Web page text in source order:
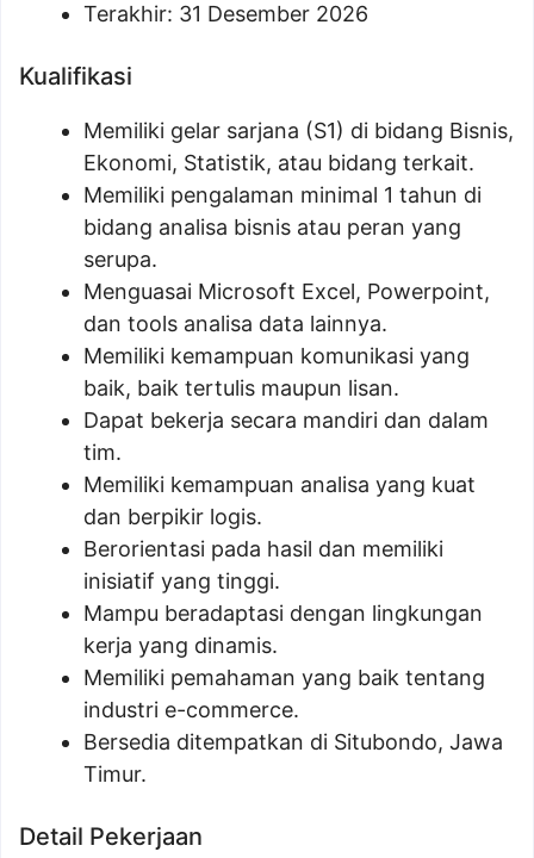
Terakhir: 31 Desember 2026
Kualifikasi
Memiliki gelar sarjana (S1) di bidang Bisnis,
Ekonomi, Statistik, atau bidang terkait.
Memiliki pengalaman minimal 1 tahun di
bidang analisa bisnis atau peran yang
serupa.
Menguasai Microsoft Excel, Powerpoint,
dan tools analisa data lainnya.
Memiliki kemampuan komunikasi yang
baik, baik tertulis maupun lisan.
Dapat bekerja secara mandiri dan dalam
tim.
Memiliki kemampuan analisa yang kuat
dan berpikir logis.
Berorientasi pada hasil dan memiliki
inisiatif yang tinggi.
Mampu beradaptasi dengan lingkungan
kerja yang dinamis.
Memiliki pemahaman yang baik tentang
industri e-commerce.
Bersedia ditempatkan di Situbondo, Jawa
Timur.
Detail Pekerjaan